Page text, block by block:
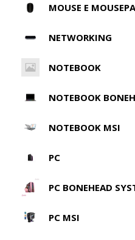
MOUSE E
NETWORKING
NOTEBOOK
NOTEBOOK
NOTEBOOK MSI
PC
PC BONEHEAD
PC MSI